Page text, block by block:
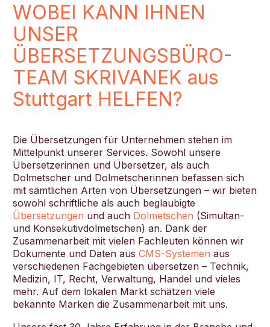
WOBEI KANN IHNEN
UNSER
ÜBERSETZUNGSBÜRO-
TEAM SKRIVANEK aus
Stuttgart HELFEN?
Die Übersetzungen für Unternehmen stehen im
Mittelpunkt unserer Services. Sowohl unsere
Übersetzerinnen und Übersetzer, als auch
Dolmetscher und Dolmetscherinnen befassen sich
mit sämtlichen Arten von Übersetzungen – wir bieten
sowohl schriftliche als auch beglaubigte
Übersetzungen und auch Dolmetschen (Simultan-
und Konsekutivdolmetschen) an. Dank der
Zusammenarbeit mit vielen Fachleuten können wir
Dokumente und Daten aus CMS-Systemen aus
verschiedenen Fachgebieten übersetzen – Technik,
Medizin, IT, Recht, Verwaltung, Handel und vieles
mehr. Auf dem lokalen Markt schätzen viele
bekannte Marken die Zusammenarbeit mit uns.